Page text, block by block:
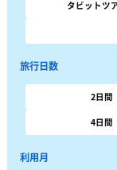
タビットツ
旅行日数
2日間
4日間
利用月